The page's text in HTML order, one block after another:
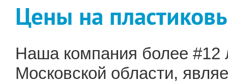
Цены на
Наша компания более #12
Московской области,